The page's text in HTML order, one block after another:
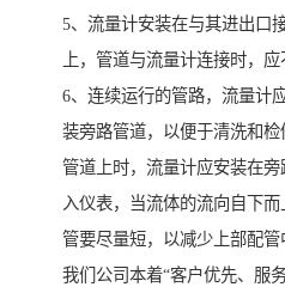
5、流量计安装在与其进出口
上，管道与流量计连接时，
6、连续运行的管路，流量计
装旁路管道，以便于清洗和
管道上时，流量计应安装在
入仪表，当流体的流向自下
管要尽量短，以减少上部配管
我们公司本着“客户优先、服